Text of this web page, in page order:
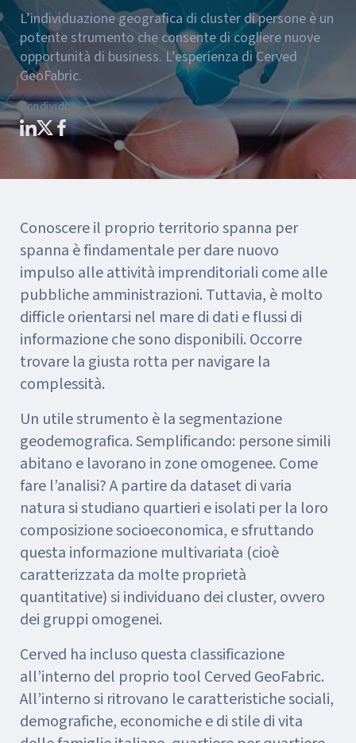
L’individuazione geografica di cluster di persone è un
potente strumento che consente di cogliere nuove
opportunità di business. L’esperienza di Cerved
GeoFabric.
Condividi:
Conoscere il proprio territorio spanna per
spanna è findamentale per dare nuovo
impulso alle attività imprenditoriali come alle
pubbliche amministrazioni. Tuttavia, è molto
difficle orientarsi nel mare di dati e flussi di
informazione che sono disponibili. Occorre
trovare la giusta rotta per navigare la
complessità.
Un utile strumento è la segmentazione
geodemografica. Semplificando: persone simili
abitano e lavorano in zone omogenee. Come
fare l’analisi? A partire da dataset di varia
natura si studiano quartieri e isolati per la loro
composizione socioeconomica, e sfruttando
questa informazione multivariata (cioè
caratterizzata da molte proprietà
quantitative) si individuano dei cluster, ovvero
dei gruppi omogenei.
Cerved ha incluso questa classificazione
all’interno del proprio tool Cerved GeoFabric.
All’interno si ritrovano le caratteristiche sociali,
demografiche, economiche e di stile di vita